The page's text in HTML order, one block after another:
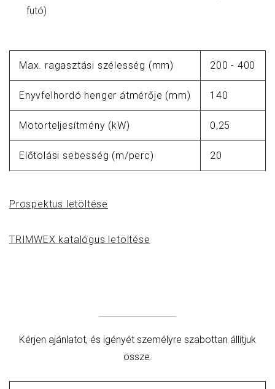
futó)
Max. ragasztási szélesség (mm) 200 - 400
Enyvfelhordó henger átmérője (mm) 140
Motorteljesítmény (kW) 0,25
Előtolási sebesség (m/perc) 20
Prospektus letöltése
TRIMWEX katalógus letöltése
Kérjen ajánlatot, és igényét személyre szabottan állítjuk
össze.